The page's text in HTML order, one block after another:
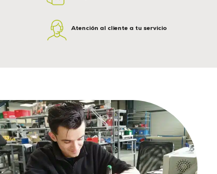
Atención al cliente a tu servicio